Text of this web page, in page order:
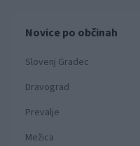
Novice po občinah
Slovenj Gradec
Dravograd
Prevalje
Mežica